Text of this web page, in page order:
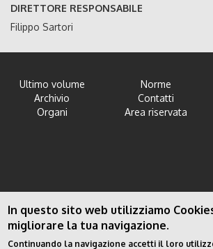
DIRETTORE RESPONSABILE
Filippo Sartori
Ultimo volume
Archivio
Organi
Norme
Contatti
Area riservata
In questo sito web utilizziamo
migliorare la tua navigazione.
Continuando la navigazione accetti il loro